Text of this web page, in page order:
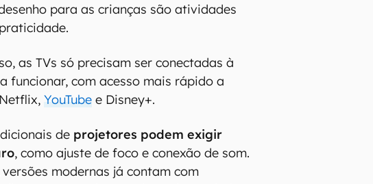
para as crianças são atividades
as TVs só precisam ser conectadas à
funcionar, com acesso mais rápido a
YouTube e Disney+.
de projetores podem exigir
, como ajuste de foco e conexão de som.
modernas já contam com